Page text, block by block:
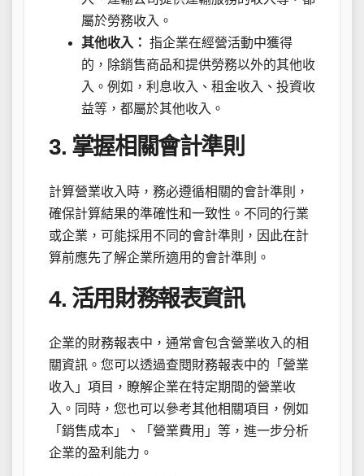
屬於勞務收入。
其他收入： 指企業在經營活動中獲得
的，除銷售商品和提供勞務以外的其他收
入。例如，利息收入、租金收入、投資收
益等，都屬於其他收入。
3. 掌握相關會計準則
計算營業收入時，務必遵循相關的會計準則，
確保計算結果的準確性和一致性。不同的行業
或企業，可能採用不同的會計準則，因此在計
算前應先了解企業所適用的會計準則。
4. 活用財務報表資訊
企業的財務報表中，通常會包含營業收入的相
關資訊。您可以透過查閱財務報表中的「營業
收入」項目，瞭解企業在特定期間的營業收
入。同時，您也可以參考其他相關項目，例如
「銷售成本」、「營業費用」等，進一步分析
企業的盈利能力。